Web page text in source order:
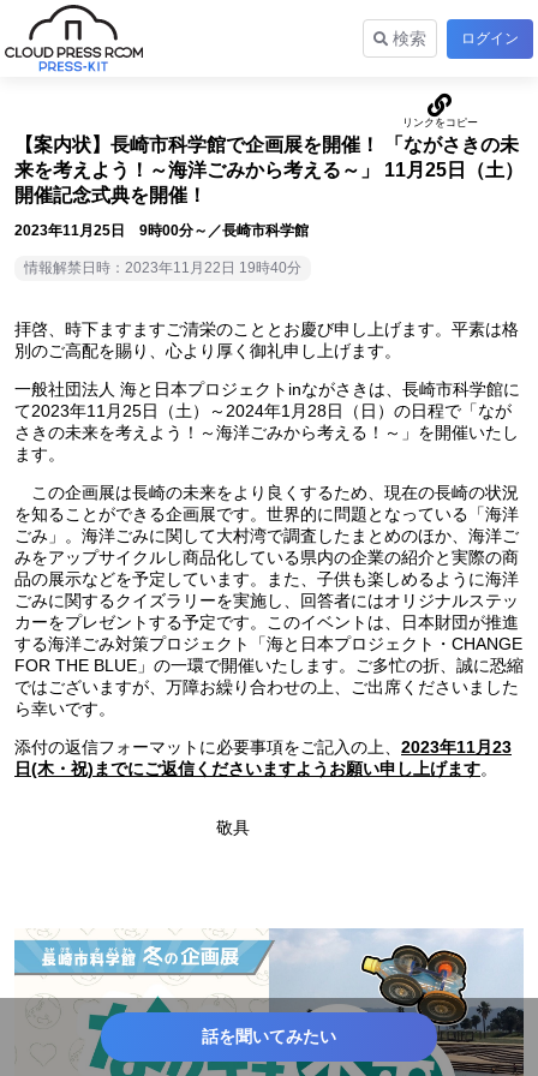
検索 ログイン
【案内状】長崎市科学館で企画展を開催！ 「ながさきの未
来を考えよう！～海洋ごみから考える～」 11月25日（土）
開催記念式典を開催！
2023年11月25日 9時00分～／長崎市科学館
情報解禁日時：2023年11月22日 19時40分
拝啓、時下ますますご清栄のこととお慶び申し上げます。平素は格
別のご高配を賜り、心より厚く御礼申し上げます。
一般社団法人 海と日本プロジェクトinながさきは、長崎市科学館に
て2023年11月25日（土）～2024年1月28日（日）の日程で「なが
さきの未来を考えよう！～海洋ごみから考える！～」を開催いたし
ます。
この企画展は長崎の未来をより良くするため、現在の長崎の状況
を知ることができる企画展です。世界的に問題となっている「海洋
ごみ」。海洋ごみに関して大村湾で調査したまとめのほか、海洋ご
みをアップサイクルし商品化している県内の企業の紹介と実際の商
品の展示などを予定しています。また、子供も楽しめるように海洋
ごみに関するクイズラリーを実施し、回答者にはオリジナルステッ
カーをプレゼントする予定です。このイベントは、日本財団が推進
する海洋ごみ対策プロジェクト「海と日本プロジェクト・CHANGE
FOR THE BLUE」の一環で開催いたします。ご多忙の折、誠に恐縮
ではございますが、万障お繰り合わせの上、ご出席くださいました
ら幸いです。
添付の返信フォーマットに必要事項をご記入の上、 2023年11月23
日(木・祝)までにご返信くださいますようお願い申し上げます。
敬具
話を聞いてみたい